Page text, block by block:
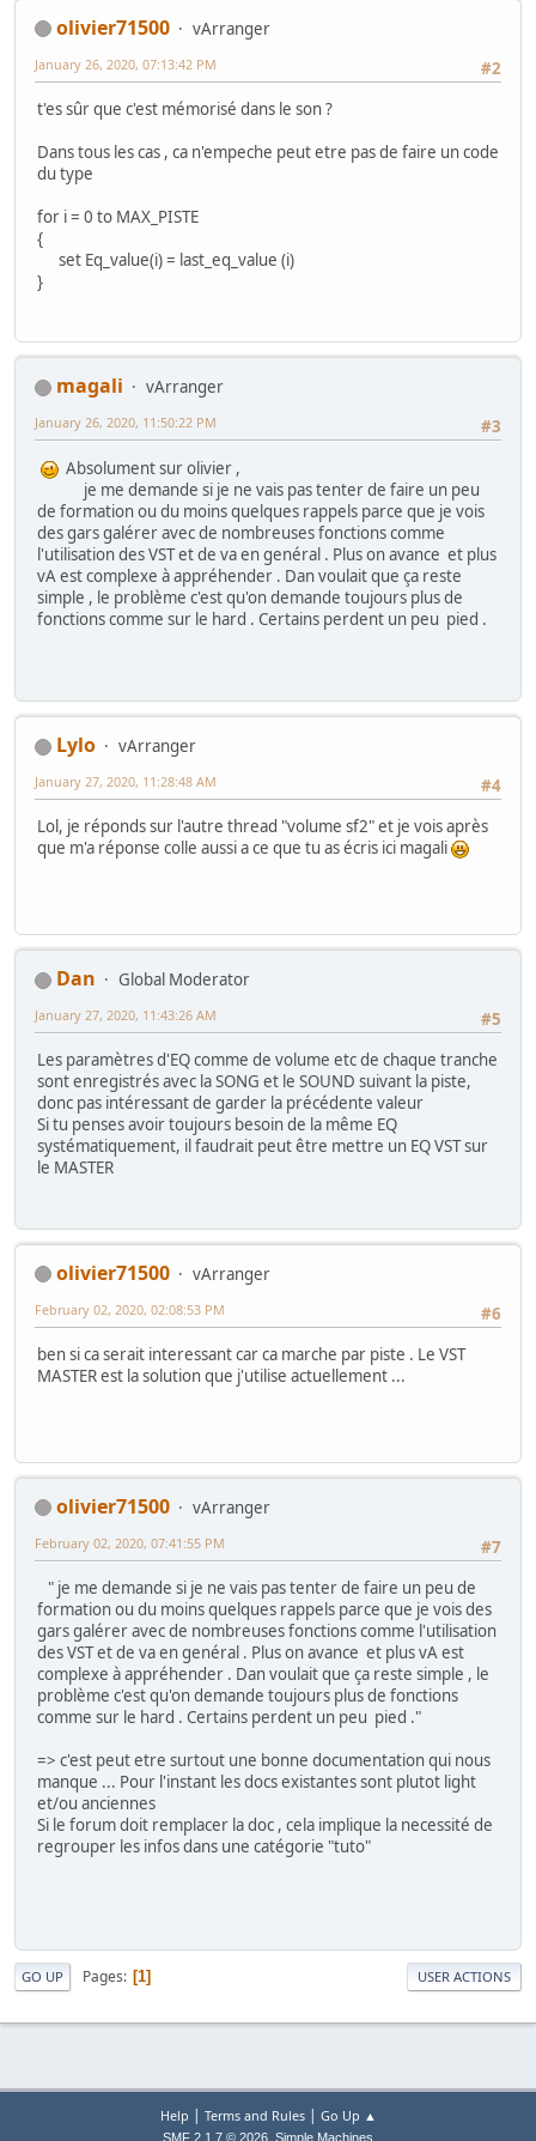
olivier71500
vArranger
#2
January 26, 2020, 07:13:42 PM
t'es sûr que c'est mémorisé dans le son ?
Dans tous les cas , ca n'empeche peut etre pas de faire un code
du type
for i = 0 to MAX_PISTE
{
set Eq_value(i) = last_eq_value (i)
}
magali
vArranger
#3
January 26, 2020, 11:50:22 PM
Absolument sur olivier ,
je me demande si je ne vais pas tenter de faire un peu
de formation ou du moins quelques rappels parce que je vois
des gars galérer avec de nombreuses fonctions comme
l'utilisation des VST et de va en genéral . Plus on avance et plus
vA est complexe à appréhender . Dan voulait que ça reste
simple , le problème c'est qu'on demande toujours plus de
fonctions comme sur le hard . Certains perdent un peu pied .
Lylo
vArranger
#4
January 27, 2020, 11:28:48 AM
Lol, je réponds sur l'autre thread "volume sf2" et je vois après
que m'a réponse colle aussi a ce que tu as écris ici magali
Dan
Global Moderator
#5
January 27, 2020, 11:43:26 AM
Les paramètres d'EQ comme de volume etc de chaque tranche
sont enregistrés avec la SONG et le SOUND suivant la piste,
donc pas intéressant de garder la précédente valeur
Si tu penses avoir toujours besoin de la même EQ
systématiquement, il faudrait peut être mettre un EQ VST sur
le MASTER
olivier71500
vArranger
#6
February 02, 2020, 02:08:53 PM
ben si ca serait interessant car ca marche par piste . Le VST
MASTER est la solution que j'utilise actuellement ...
olivier71500
vArranger
#7
February 02, 2020, 07:41:55 PM
" je me demande si je ne vais pas tenter de faire un peu de
formation ou du moins quelques rappels parce que je vois des
gars galérer avec de nombreuses fonctions comme l'utilisation
des VST et de va en genéral . Plus on avance et plus vA est
complexe à appréhender . Dan voulait que ça reste simple , le
problème c'est qu'on demande toujours plus de fonctions
comme sur le hard . Certains perdent un peu pied ."
=> c'est peut etre surtout une bonne documentation qui nous
manque ... Pour l'instant les docs existantes sont plutot light
et/ou anciennes
Si le forum doit remplacer la doc , cela implique la necessité de
regrouper les infos dans une catégorie "tuto"
GO UP Pages 1 USER ACTIONS
Help | Terms and Rules| Go Up ▲
SMF 2.1.7 © 2026 Simple Machines